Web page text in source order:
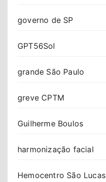
governo de SP
GPT56Sol
grande São Paulo
greve CPTM
Guilherme Boulos
harmonização facial
Hemocentro São Lucas